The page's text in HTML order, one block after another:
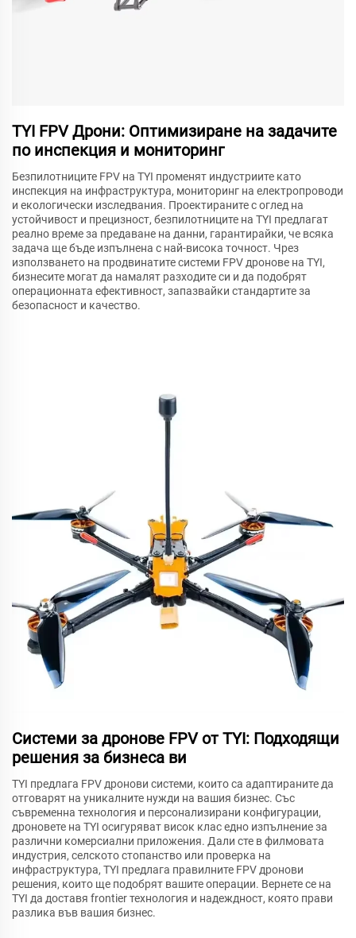
TYI FPV Дрони: Оптимизиране на задачите
по инспекция и мониторинг
Безпилотниците FPV на TYI променят индустриите като
инспекция на инфраструктура, мониторинг на електропроводи
и екологически изследвания. Проектираните с оглед на
устойчивост и прецизност, безпилотниците на TYI предлагат
реално време за предаване на данни, гарантирайки, че всяка
задача ще бъде изпълнена с най-висока точност. Чрез
използването на продвинатите системи FPV дронове на TYI,
бизнесите могат да намалят разходите си и да подобрят
операционната ефективност, запазвайки стандартите за
безопасност и качество.
Системи за дронове FPV от TYI: Подходящи
решения за бизнеса ви
TYI предлага FPV дронови системи, които са адаптираните да
отговарят на уникалните нужди на вашия бизнес. Със
съвременна технология и персонализирани конфигурации,
дроновете на TYI осигуряват висок клас едно изпълнение за
различни комерсиални приложения. Дали сте в филмовата
индустрия, селското стопанство или проверка на
инфраструктура, TYI предлага правилните FPV дронови
решения, които ще подобрят вашите операции. Вернете се на
TYI да доставя frontier технология и надеждност, която прави
разлика във вашия бизнес.